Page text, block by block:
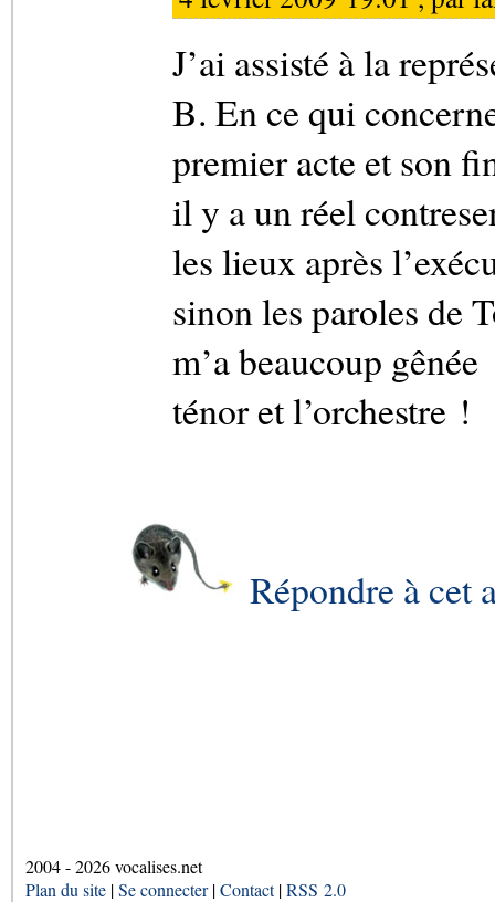
J’ai assisté à la
B. En ce qui
premier acte et son
il y a un réel
les lieux après
sinon les paroles de
m’a beaucoup
ténor et l’orchestre !
Répondre à cet
2004 - 2026 vocalises.net
Plan du site |Se connecter|Contact|RSS 2.0